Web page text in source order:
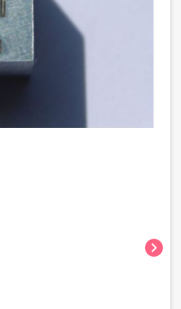
chevron_right